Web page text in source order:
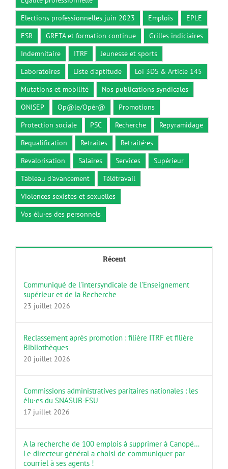
Elections professionnelles juin 2023
Emplois
EPLE
ESR
GRETA et formation continue
Grilles indiciaires
Indemnitaire
ITRF
Jeunesse et sports
Laboratoires
Liste d'aptitude
Loi 3DS & Article 145
Mutations et mobilité
Nos publications syndicales
ONISEP
Op@le/Opér@
Promotions
Protection sociale
PSC Recherche
Repyramidage
Requalification
Retraites
Retraité·es
Revalorisation
Salaires Services
Supérieur
Tableau d'avancement
Télétravail
Violences sexistes et sexuelles
Vos élu·es des personnels
Récent
Communiqué de l’intersyndicale de l’Enseignement
supérieur et de la Recherche
23 juillet 2026
Reclassement après promotion : filière ITRF et filière
Bibliothèques
20 juillet 2026
Commissions administratives paritaires nationales : les
élu·es du SNASUB-FSU
17 juillet 2026
A la recherche de 100 emplois à supprimer à Canopé…
Le directeur général a choisi de communiquer par
courriel à ses agents !